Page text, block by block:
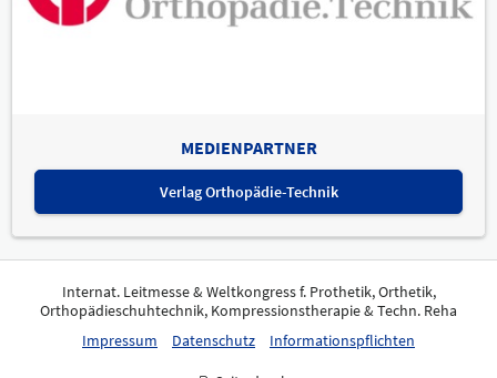
MEDIENPARTNER
Verlag Orthopädie-Technik
Internat. Leitmesse & Weltkongress f. Prothetik, Orthetik,
Orthopädieschuhtechnik, Kompressionstherapie & Techn. Reha
Impressum
Datenschutz Informationspflichten